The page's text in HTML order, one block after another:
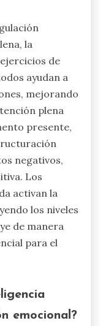
la
de
ayudan a
mejorando
plena
presente,
negativos,
Los
activan la
los niveles
de manera
para el
emocional?